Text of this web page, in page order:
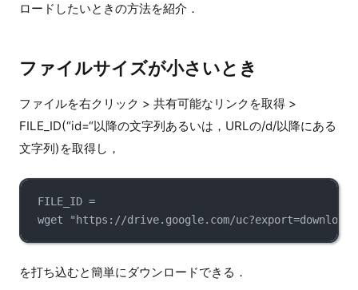
ロードしたいときの方法を紹介．
ファイルサイズが小さいとき
ファイルを右クリック > 共有可能なリンクを取得 >
FILE_ID(“id=“以降の文字列あるいは，URLの/d/以降にある
文字列)を取得し，
FILE_ID =
wget "https://drive.google.com/
を打ち込むと簡単にダウンロードできる．